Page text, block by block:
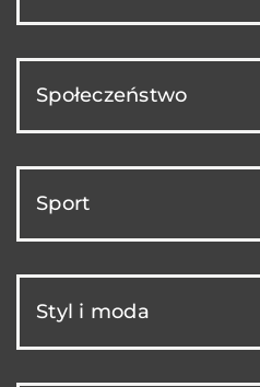
Społeczeństwo
Sport
Styl i moda